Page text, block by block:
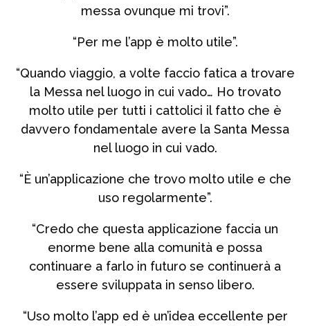
messa ovunque mi trovi”.
“Per me l’app è molto utile”.
“Quando viaggio, a volte faccio fatica a trovare
la Messa nel luogo in cui vado… Ho trovato
molto utile per tutti i cattolici il fatto che è
davvero fondamentale avere la Santa Messa
nel luogo in cui vado.
“È un’applicazione che trovo molto utile e che
uso regolarmente”.
“Credo che questa applicazione faccia un
enorme bene alla comunità e possa
continuare a farlo in futuro se continuerà a
essere sviluppata in senso libero.
“Uso molto l’app ed è un’idea eccellente per